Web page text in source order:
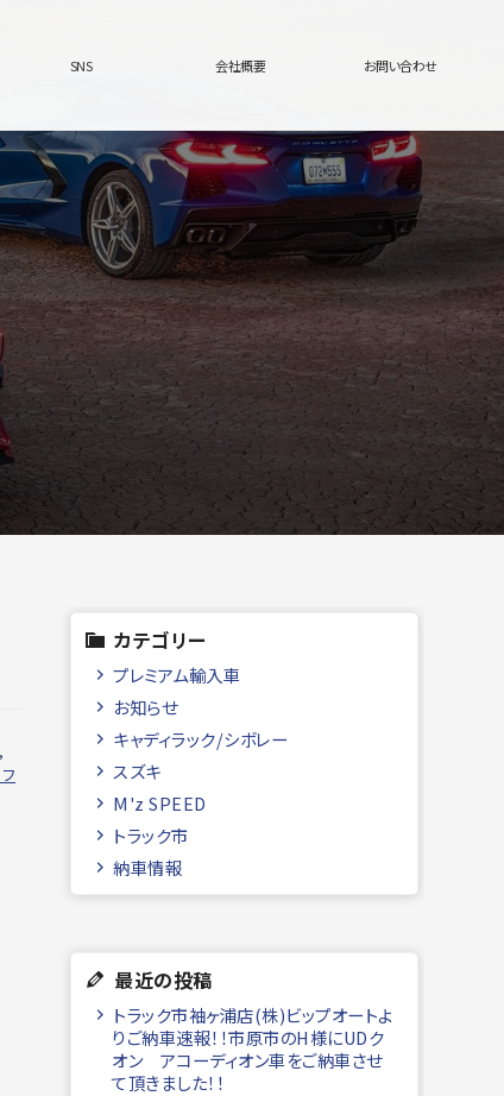
SNS 会社概要 お問い合わせ
,
カテゴリー
プレミアム輸入車
お知らせ
キャディラック/シボレー
スズキ
M'z SPEED
トラック市
納車情報
最近の投稿
トラック市袖ヶ浦店(株)ビップオートよ
りご納車速報！！市原市のH様にUDク
オン アコーディオン車をご納車させ
て頂きました！！